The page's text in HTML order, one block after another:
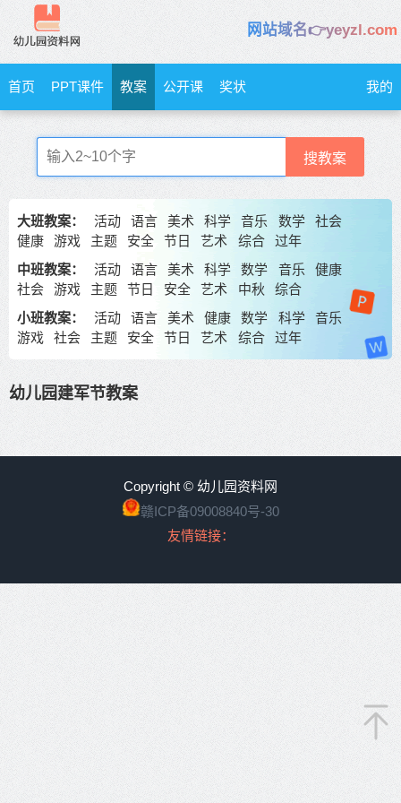
网站域名👉yeyzl.com
首页 PPT课件 教案 公开课 奖状 我的
搜教案
大班教案： 活动 语言 美术 科学 音乐 数学
社会
健康
游戏 主题 安全 节日 艺术 综合
过年
中班教案：
活动 语言 美术 科学 数学 音乐
健康
社会
游戏 主题 节日 安全 艺术 中秋
综合
小班教案：
活动 语言 美术 健康 数学 科学
音乐
游戏
社会 主题 安全 节日 艺术 综合 过年
幼儿园建军节教案
Copyright © 幼儿园资料网
赣ICP备09008840号-30
友情链接：